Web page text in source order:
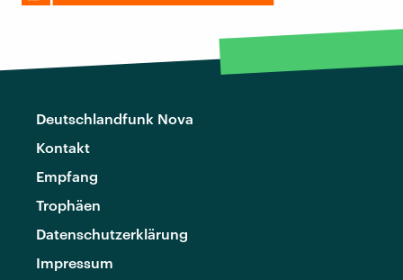
Deutschlandfunk Nova
Kontakt
Empfang
Trophäen
Datenschutzerklärung
Impressum